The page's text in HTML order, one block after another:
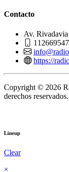
Contacto
Av.
https://
Copyright © 2026
derechos reservados.
Lineup
Clear
×